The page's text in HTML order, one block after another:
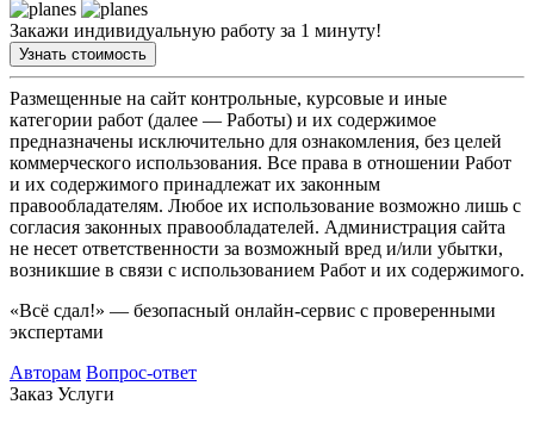
Закажи индивидуальную работу за 1 минуту!
Узнать стоимость
Размещенные на сайт контрольные, курсовые и иные
категории работ (далее — Работы) и их содержимое
предназначены исключительно для ознакомления, без целей
коммерческого использования. Все права в отношении Работ
и их содержимого принадлежат их законным
правообладателям. Любое их использование возможно лишь с
согласия законных правообладателей. Администрация сайта
не несет ответственности за возможный вред и/или убытки,
возникшие в связи с использованием Работ и их содержимого.
«Всё сдал!» — безопасный онлайн-сервис с проверенными
экспертами
Авторам Вопрос-ответ
Заказ Услуги